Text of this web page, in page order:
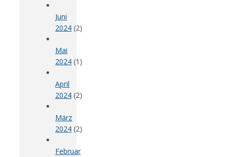
Juni
2024 (2)
Mai
2024 (1)
April
2024 (2)
März
2024 (2)
Februar